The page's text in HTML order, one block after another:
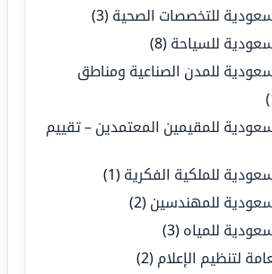
للتخصصات الصحية (3)
للسياحة (8)
للمدن الصناعية ومناطق
للمقيمين المعتمدين – تقييم
للملكية الفكرية (1)
للمهندسين (2)
للمياه (3)
لتنظيم الإعلام (2)